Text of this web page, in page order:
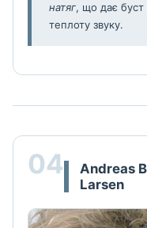
натяг, що дає буст
теплоту звуку.
04
Andreas
Larsen